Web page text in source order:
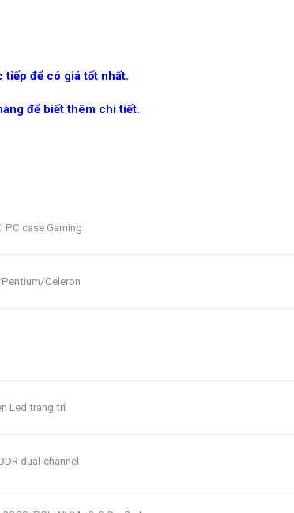
tiếp để có giá tốt nhất.
để biết thêm chi tiết.
PC case Gaming
Celeron
Led trang trí
dual-channel